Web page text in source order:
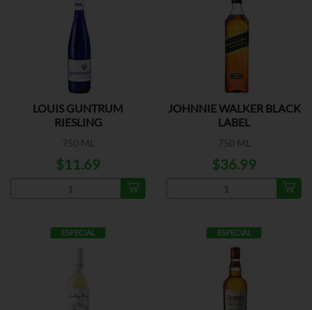
LOUIS GUNTRUM
RIESLING
750 ML
$11.69
JOHNNIE WALKER BLACK
LABEL
750 ML
$36.99
ESPECIAL ESPECIAL